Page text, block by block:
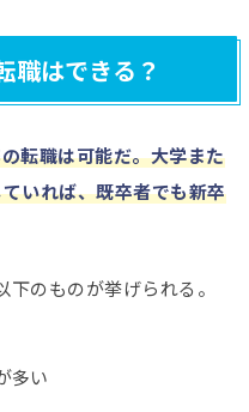
職はできる？
転職は可能だ。大学また
いれば、既卒者でも新卒
のものが挙げられる。
多い